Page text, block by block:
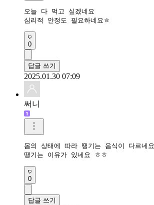
오늘 다 먹고 싶겠네요
심리적 안정도 필요하네요ㅎ
0
답글 쓰기
2025.01.30 07:09
써니
몸의 상태에 따라 땡기는 음식이 다르네요
0
답글 쓰기